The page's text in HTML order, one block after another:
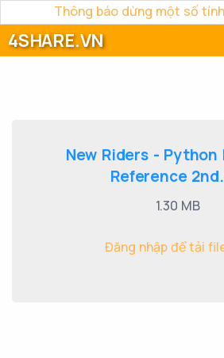
Thông báo dừng một số
4SHARE.VN
New Riders - Python
Reference
1.30 MB
Đăng nhập để tải